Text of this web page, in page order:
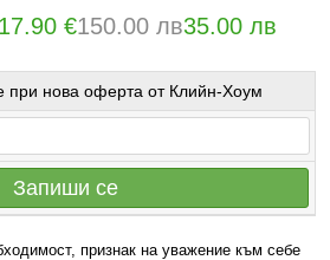
€150.00 лв35.00 лв
при нова оферта от Клийн-Хоум
Запиши се
признак на уважение към себе